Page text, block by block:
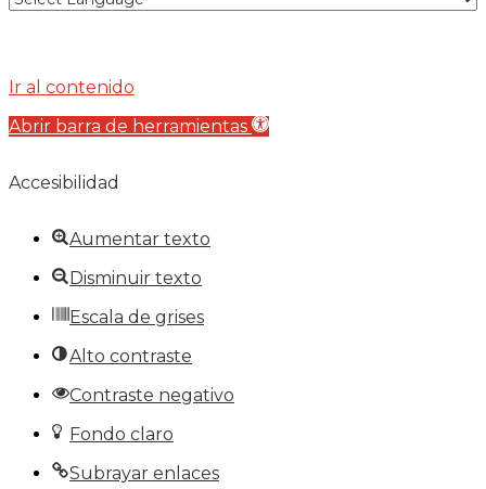
Ir al contenido
Abrir barra de herramientas
Accesibilidad
Aumentar texto
Disminuir texto
Escala de grises
Alto contraste
Contraste negativo
Fondo claro
Subrayar enlaces